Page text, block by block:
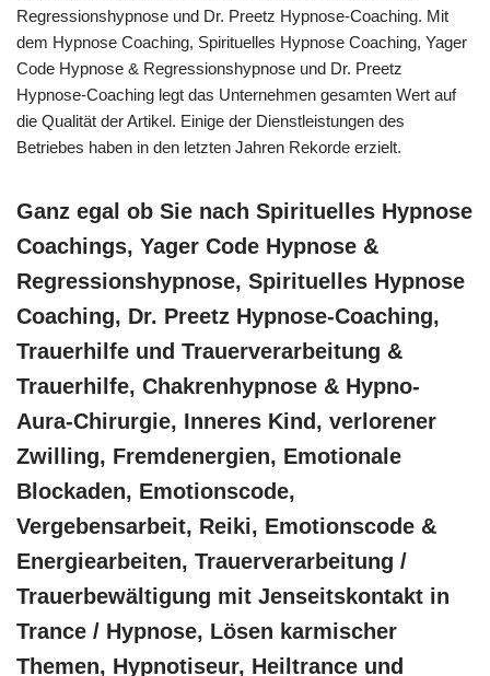
Regressionshypnose und Dr. Preetz Hypnose-Coaching. Mit
dem Hypnose Coaching, Spirituelles Hypnose Coaching, Yager
Code Hypnose & Regressionshypnose und Dr. Preetz
Hypnose-Coaching legt das Unternehmen gesamten Wert auf
die Qualität der Artikel. Einige der Dienstleistungen des
Betriebes haben in den letzten Jahren Rekorde erzielt.
Ganz egal ob Sie nach Spirituelles Hypnose
Coachings, Yager Code Hypnose &
Regressionshypnose, Spirituelles Hypnose
Coaching, Dr. Preetz Hypnose-Coaching,
Trauerhilfe und Trauerverarbeitung &
Trauerhilfe, Chakrenhypnose & Hypno-
Aura-Chirurgie, Inneres Kind, verlorener
Zwilling, Fremdenergien, Emotionale
Blockaden, Emotionscode,
Vergebensarbeit, Reiki, Emotionscode &
Energiearbeiten, Trauerverarbeitung /
Trauerbewältigung mit Jenseitskontakt in
Trance / Hypnose, Lösen karmischer
Themen, Hypnotiseur, Heiltrance und